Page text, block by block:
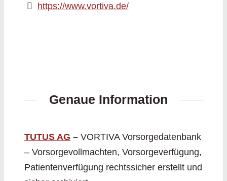
https://www.vortiva.de/
Genaue Information
TUTUS AG – VORTIVA Vorsorgedatenbank
– Vorsorgevollmachten, Vorsorgeverfügung,
Patientenverfügung rechtssicher erstellt und